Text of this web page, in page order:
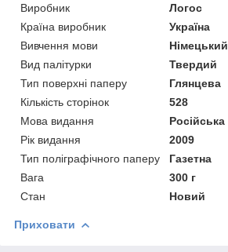
Виробник
Логос
Країна виробник
Україна
Вивчення мови
Німецький
Вид палітурки
Твердий
Тип поверхні паперу
Глянцева
Кількість сторінок
528
Мова видання
Російська
Рік видання
2009
Тип поліграфічного паперу
Газетна
Вага
300 г
Стан
Новий
Приховати